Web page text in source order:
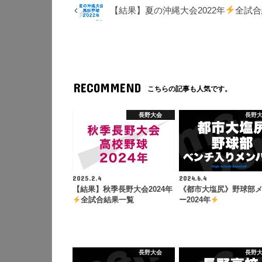
【結果】夏の沖縄大会2022年 全試
RECOMMEND こちらの記事も人気です。
長野大会
2025.2.4
【結果】秋季長野大会2024年
全試合結果一覧
長野
2024.6.4
《都市大塩尻》野球部
ー2024年
長野大会 長野